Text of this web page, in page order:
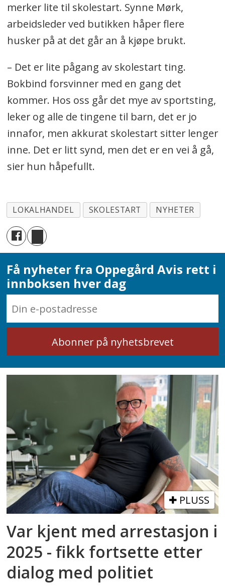
merker lite til skolestart. Synne Mørk,
arbeidsleder ved butikken håper flere
husker på at det går an å kjøpe brukt.
– Det er lite pågang av skolestart ting.
Bokbind forsvinner med en gang det
kommer. Hos oss går det mye av sportsting,
leker og alle de tingene til barn, det er jo
innafor, men akkurat skolestart sitter lenger
inne. Det er litt synd, men det er en vei å gå,
sier hun håpefullt.
LOKALHANDEL SKOLESTART NYHETER
Få nyheter fra Oppegård Avis rett i
innboksen hver dag
PLUSS
Var kjent med arrestasjon i
2025 - fikk fortsette etter
dialog med politiet